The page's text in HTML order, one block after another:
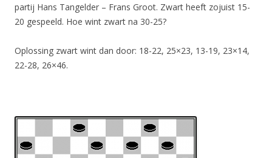
partij Hans Tangelder – Frans Groot. Zwart heeft zojuist 15-
20 gespeeld. Hoe wint zwart na 30-25?
Oplossing zwart wint dan door: 18-22, 25×23, 13-19, 23×14,
22-28, 26×46.